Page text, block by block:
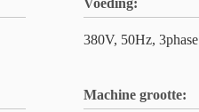
Voeding:
380V, 50Hz, 3phase
Machine grootte: